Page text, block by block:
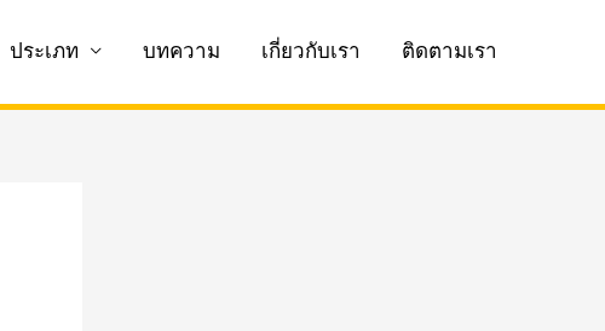
ประเภท บทความ เกี่ยวกับเรา ติดตามเรา